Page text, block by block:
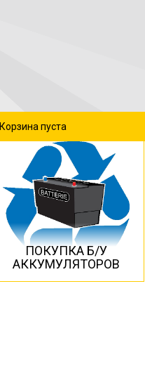
Корзина пуста
ПОКУПКА Б/У
АККУМУЛЯТОРОВ